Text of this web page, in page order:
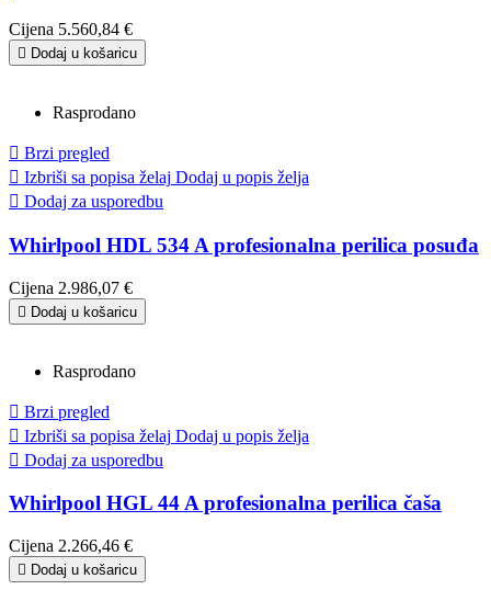
Cijena 5.560,84 €
 Dodaj u košaricu
Rasprodano
 Brzi pregled
 Izbriši sa popisa želaj Dodaj u popis želja
 Dodaj za usporedbu
Whirlpool HDL 534 A profesionalna perilica posuđa
Cijena 2.986,07 €
 Dodaj u košaricu
Rasprodano
 Brzi pregled
 Izbriši sa popisa želaj Dodaj u popis želja
 Dodaj za usporedbu
Whirlpool HGL 44 A profesionalna perilica čaša
Cijena 2.266,46 €
 Dodaj u košaricu